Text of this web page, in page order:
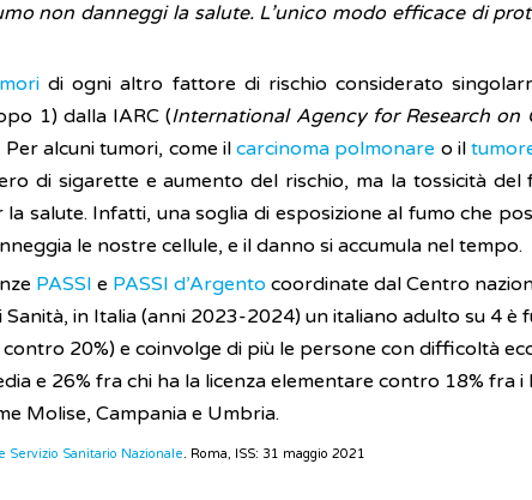
non danneggi la salute. L’unico modo efficace di
di ogni altro fattore di rischio considerato
1) dalla IARC (International Agency for Research on
alcuni tumori, come il carcinoma polmonare o il
di sigarette e aumento del rischio, ma la tossicità
salute. Infatti, una soglia di esposizione al fumo che
le nostre cellule, e il danno si accumula nel tempo.
PASSI e PASSI d’Argento coordinate dal Centro
in Italia (anni 2023-2024) un italiano adulto su 4
20%) e coinvolge di più le persone con difficoltà
e 26% fra chi ha la licenza elementare contro 18% fra
Molise, Campania e Umbria.
Servizio Sanitario Nazionale. Roma, ISS: 31 maggio 2021